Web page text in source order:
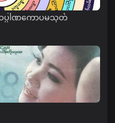
ပ္ပါဏကောပမသုတ်